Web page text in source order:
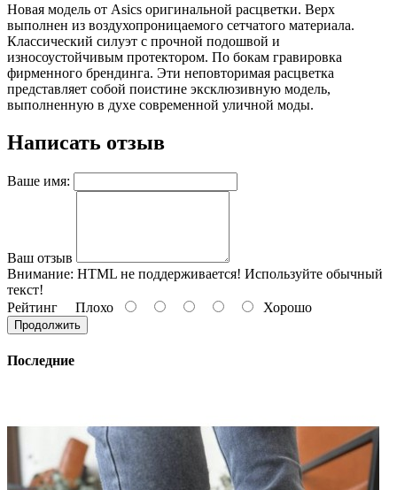
Новая модель от Asics оригинальной расцветки. Верх
выполнен из воздухопроницаемого сетчатого материала.
Классический силуэт с прочной подошвой и
износоустойчивым протектором. По бокам гравировка
фирменного брендинга. Эти неповторимая расцветка
представляет собой поистине эксклюзивную модель,
выполненную в духе современной уличной моды.
Написать отзыв
Ваше имя:
Ваш отзыв
Внимание: HTML не поддерживается! Используйте обычный
текст!
Рейтинг Плохо Хорошо
Продолжить
Последние